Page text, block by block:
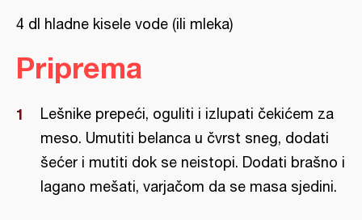
4 dl hladne kisele vode (ili mleka)
Priprema
Lešnike prepeći, oguliti i izlupati čekićem za
meso. Umutiti belanca u čvrst sneg, dodati
šećer i mutiti dok se neistopi. Dodati brašno i
lagano mešati, varjačom da se masa sjedini.